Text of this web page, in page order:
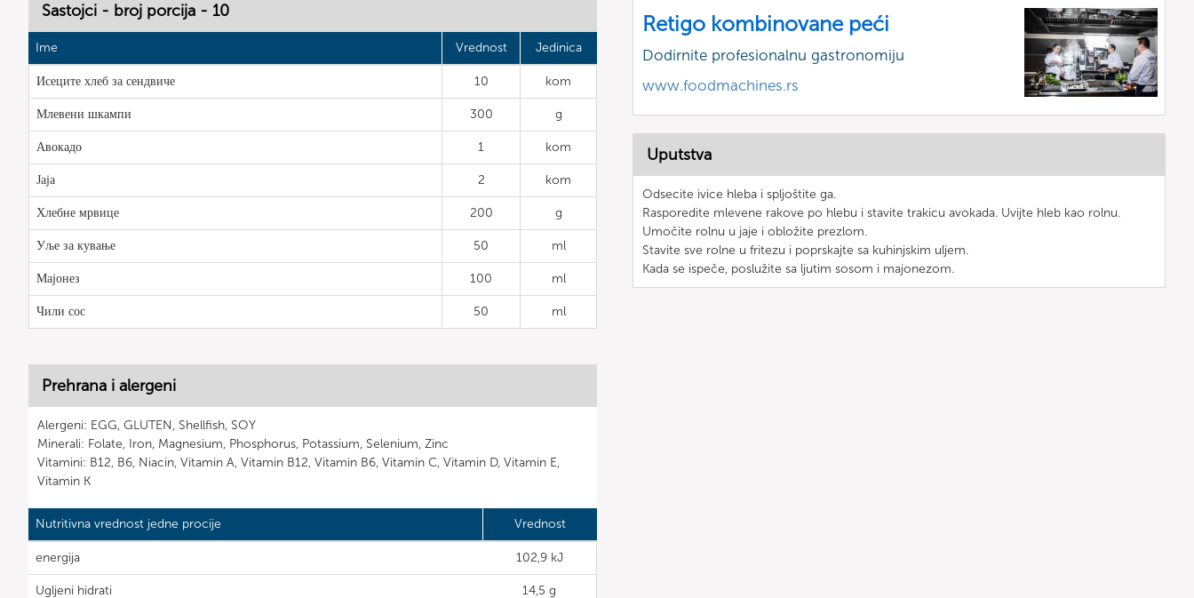
Sastojci - broj porcija - 10
Ime Vrednost Jedinica
Исеците хлеб за сендвиче 10 kom
Млевени шкампи 300 g
Авокадо 1 kom
Јаја 2 kom
Хлебне мрвице 200 g
Уље за кување 50 ml
Мајонез 100 ml
Чили сос 50 ml
Prehrana i alergeni
Alergeni: EGG, GLUTEN, Shellfish, SOY
Minerali: Folate, Iron, Magnesium, Phosphorus, Potassium, Selenium, Zinc
Vitamini: B12, B6, Niacin, Vitamin A, Vitamin B12, Vitamin B6, Vitamin C, Vitamin D, Vitamin E,
Vitamin K
Nutritivna vrednost jedne procije Vrednost
energija 102,9 kJ
Ugljeni hidrati 14,5 g
Retigo kombinovane peći
Dodirnite profesionalnu gastronomiju
www.foodmachines.rs
Uputstva
Odsecite ivice hleba i spljoštite ga.
Rasporedite mlevene rakove po hlebu i stavite trakicu avokada. Uvijte hleb kao rolnu.
Umočite rolnu u jaje i obložite prezlom.
Stavite sve rolne u fritezu i poprskajte sa kuhinjskim uljem.
Kada se ispeče, poslužite sa ljutim sosom i majonezom.